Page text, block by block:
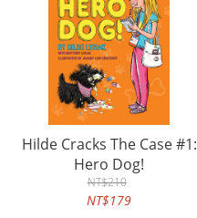
Hilde Cracks The Case #1:
Hero Dog!
NT$210
NT$179